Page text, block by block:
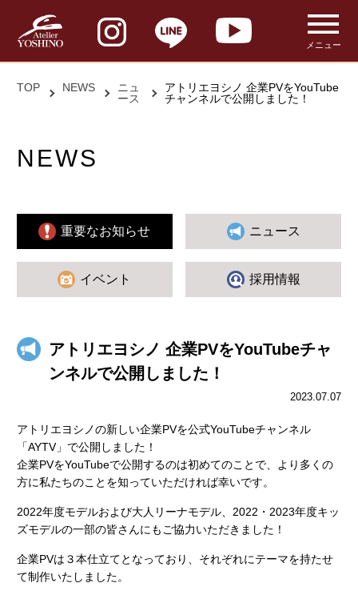
メニュー
TOP NEWS
ニュ
ース
アトリエヨシノ 企業PVをYouTube
チャンネルで公開しました！
NEWS
重要なお知らせ ニュース
イベント 採用情報
アトリエヨシノ 企業PVをYouTubeチャ
ンネルで公開しました！
2023.07.07
アトリエヨシノの新しい企業PVを公式YouTubeチャンネル
「AYTV」で公開しました！
企業PVをYouTubeで公開するのは初めてのことで、より多くの
方に私たちのことを知っていただければ幸いです。
2022年度モデルおよび大人リーナモデル、2022・2023年度キッ
ズモデルの一部の皆さんにもご協力いただきました！
企業PVは３本仕立てとなっており、それぞれにテーマを持たせ
て制作いたしました。